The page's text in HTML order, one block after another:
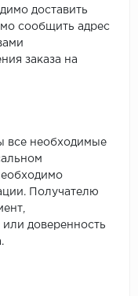
доставить
сообщить адрес
заказа на
все необходимые
Получателю
доверенность